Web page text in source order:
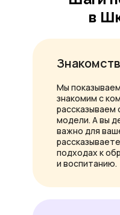
Мы
знакомим с
рассказываем
модели. А вы
важно для
подходах к
и воспитанию.
в